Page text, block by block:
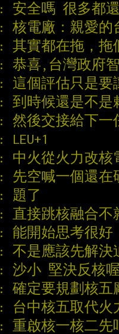
: 安全嗎 很多都
: 核電廠：親愛的
: 其實都在拖，拖
: 恭喜,台灣政府
: 這個評估只是要
: 到時候還是不是
: 然後交接給下一
: LEU+1
: 中火從火力改核
: 先空喊一個還在
: 題了
: 直接跳核融合不
: 能開始思考很好
: 不是應該先解決
: 沙小 堅決反核喔
: 確定要規劃核五
: 台中核五取代火
: 重啟核一核二先